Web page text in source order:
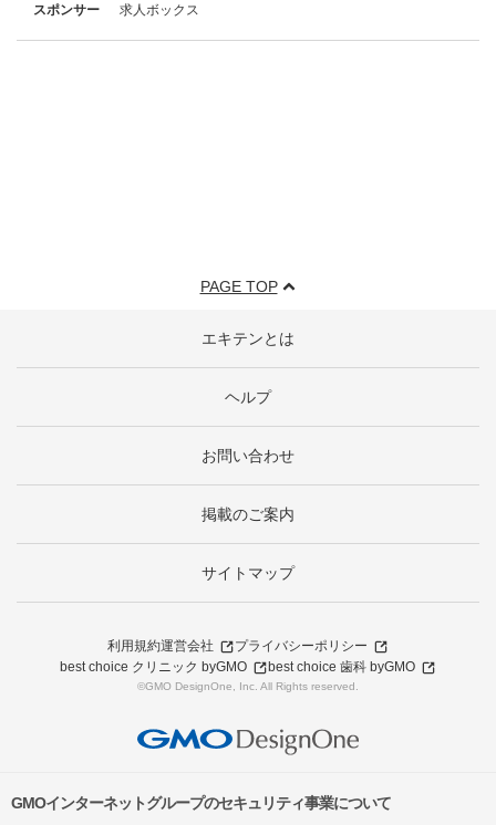
スポンサー
求人ボックス
PAGE TOP
エキテンとは
ヘルプ
お問い合わせ
掲載のご案内
サイトマップ
利用規約運営会社
プライバシーポリシー
best choice クリニック byGMO
best choice 歯科 byGMO
©GMO DesignOne, Inc. All Rights reserved.
GMOインターネットグループのセキュリティ事業について